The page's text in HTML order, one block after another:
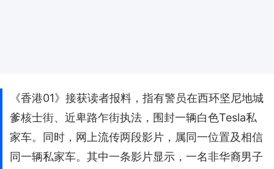
《香港01》接获读者报料，指有警员在西环坚尼地城
爹核士街、近卑路乍街执法，围封一辆白色Tesla私
家车。同时，网上流传两段影片，属同一位置及相信
同一辆私家车。其中一条影片显示，一名非华裔男子